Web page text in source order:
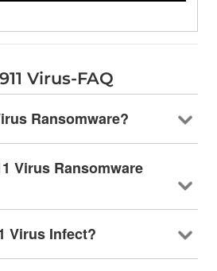
Virus-FAQ
Ransomware?
Virus Ransomware
Virus Infect?